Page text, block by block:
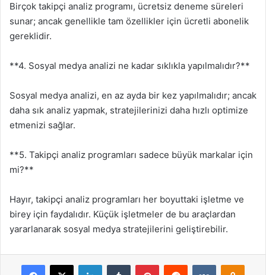
Birçok takipçi analiz programı, ücretsiz deneme süreleri
sunar; ancak genellikle tam özellikler için ücretli abonelik
gereklidir.
**4. Sosyal medya analizi ne kadar sıklıkla yapılmalıdır?**
Sosyal medya analizi, en az ayda bir kez yapılmalıdır; ancak
daha sık analiz yapmak, stratejilerinizi daha hızlı optimize
etmenizi sağlar.
**5. Takipçi analiz programları sadece büyük markalar için
mi?**
Hayır, takipçi analiz programları her boyuttaki işletme ve
birey için faydalıdır. Küçük işletmeler de bu araçlardan
yararlanarak sosyal medya stratejilerini geliştirebilir.
Facebook
X LinkedInTumblr PinterestReddit VKontakte